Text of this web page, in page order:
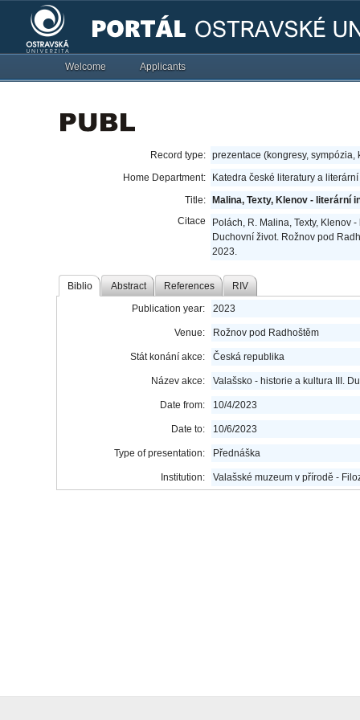
Welcome Applicants
Record type: prezentace (kongresy, sympózia,
Home Department:
Katedra české literatury a
Title:
Malina, Texty, Klenov - literární
Citace
Polách, R. Malina, Texty, Klenov
Duchovní život. Rožnov pod
2023.
Biblio Abstract References RIV
Publication year: 2023
Venue: Rožnov pod Radhoštěm
Stát konání akce: Česká republika
Název akce: Valašsko - historie a kultura III.
Date from: 10/4/2023
Date to: 10/6/2023
Type of presentation: Přednáška
Institution: Valašské muzeum v přírodě -